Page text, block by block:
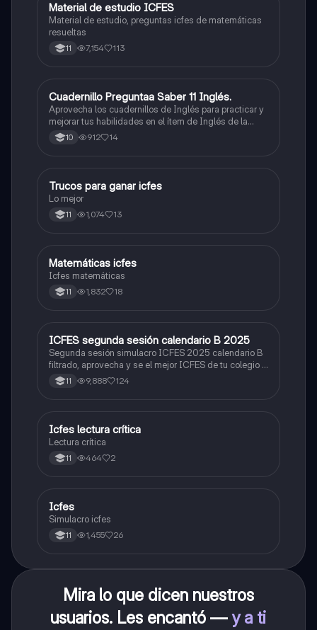
ICFES: Matemáticas
Material de estudio ICFES
Material de estudio, preguntas icfes de matemáticas
resueltas
11 7,154 113
ICFES: Inglés
Cuadernillo Preguntaa Saber 11 Inglés.
Aprovecha los cuadernillos de Inglés para practicar y
mejorar tus habilidades en el ítem de Inglés de la
Prueba Saber 11. 🫡
10 912 14
Química
Trucos para ganar icfes
Lo mejor
11 1,074 13
ICFES: Matemáticas
Matemáticas icfes
Icfes matemáticas
11 1,832 18
ICFES: Lectura Crítica
ICFES segunda sesión calendario B 2025
Segunda sesión simulacro ICFES 2025 calendario B
filtrado, aprovecha y se el mejor ICFES de tu colegio y
poder ingresar a universidad, y estudiar aquella
carrera con la que tanto sueñas.
11 9,888 124
Lengua Castellana
Icfes lectura crítica
Lectura crítica
11 464 2
ICFES: Sociales y Ciudadanas
Icfes
Simulacro icfes
11 1,455 26
Mira lo que dicen nuestros
usuarios. Les encantó —y a ti